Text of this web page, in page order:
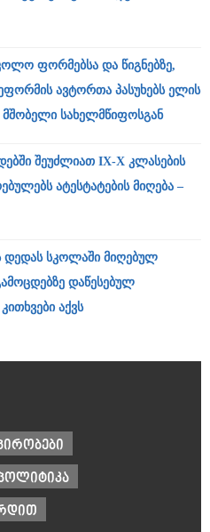
ფორმებსა და წიგნებზე,
ავტორთა პასუხებს ელის
მშობელი სახელმწიფოსგან
შეუძლიათ IX-X კლასების
ატესტატების მიღება –
დედას სკოლაში მიღებულ
დაწესებულ
აქვს